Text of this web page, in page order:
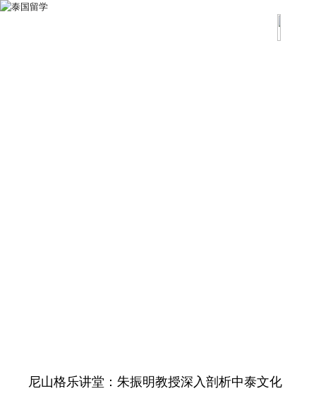
尼山格乐讲堂：朱振明教授深入剖析中泰文化